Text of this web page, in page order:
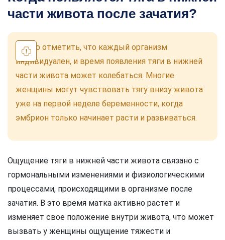
части живота после зачатия?
Важно отметить, что каждый организм
индивидуален, и время появления тяги в нижней
части живота может колебаться. Многие
женщины могут чувствовать тягу внизу живота
уже на первой неделе беременности, когда
эмбрион только начинает расти и развиваться.
Ощущение тяги в нижней части живота связано с
гормональными изменениями и физиологическими
процессами, происходящими в организме после
зачатия. В это время матка активно растет и
изменяет свое положение внутри живота, что может
вызвать у женщины ощущение тяжести и